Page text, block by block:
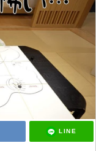
LINE